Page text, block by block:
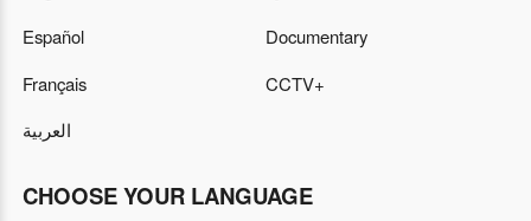
Español
Français
العربية
Documentary
CCTV+
CHOOSE YOUR LANGUAGE